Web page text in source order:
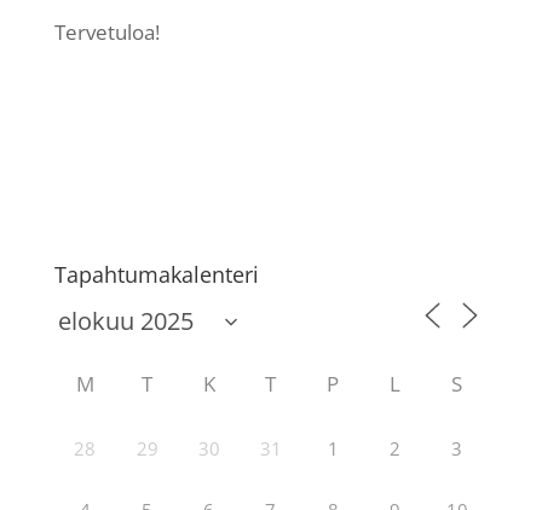
Tervetuloa!
Tapahtumakalenteri
M T K T P L S
28 29 30 31 1 2 3